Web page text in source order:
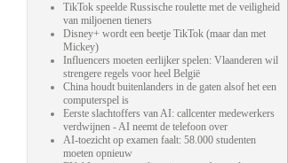
TikTok speelde Russische roulette met de veiligheid
van miljoenen tieners
Disney+ wordt een beetje TikTok (maar dan met
Mickey)
Influencers moeten eerlijker spelen: Vlaanderen wil
strengere regels voor heel België
China houdt buitenlanders in de gaten alsof het een
computerspel is
Eerste slachtoffers van AI: callcenter medewerkers
verdwijnen - AI neemt de telefoon over
AI-toezicht op examen faalt: 58.000 studenten
moeten opnieuw